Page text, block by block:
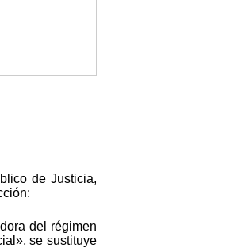
de Justicia,
del régimen
se sustituye